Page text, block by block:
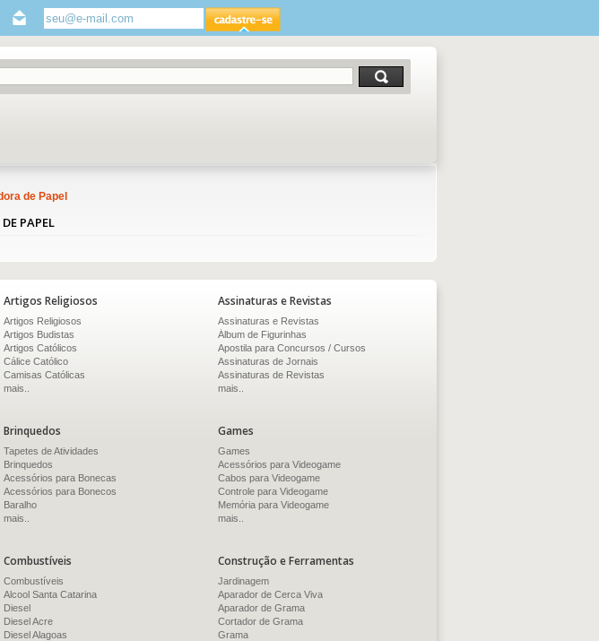
de Papel
PAPEL
Artigos Religiosos
Artigos Religiosos
Artigos Budistas
Artigos Católicos
Cálice Católico
Camisas Católicas
mais..
Assinaturas e Revistas
Assinaturas e Revistas
Álbum de Figurinhas
Apostila para Concursos / Cursos
Assinaturas de Jornais
Assinaturas de Revistas
mais..
Brinquedos
Tapetes de Atividades
Brinquedos
Acessórios para Bonecas
Acessórios para Bonecos
Baralho
mais..
Games
Games
Acessórios para Videogame
Cabos para Videogame
Controle para Videogame
Memória para Videogame
mais..
Combustíveis
Combustíveis
Alcool Santa Catarina
Diesel
Diesel Acre
Diesel Alagoas
Construção e Ferramentas
Jardinagem
Aparador de Cerca Viva
Aparador de Grama
Cortador de Grama
Grama